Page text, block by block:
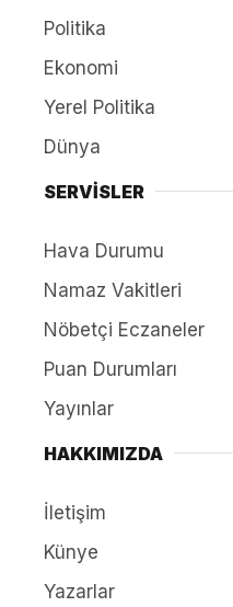
Politika
Ekonomi
Yerel Politika
Dünya
SERVİSLER
Hava Durumu
Namaz Vakitleri
Nöbetçi Eczaneler
Puan Durumları
Yayınlar
HAKKIMIZDA
İletişim
Künye
Yazarlar